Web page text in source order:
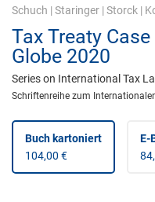
Schuch | Staringer | Storck |
Tax Treaty
Globe 2020
Series on International Tax
Schriftenreihe zum
Buch kartoniert
104,00 €
E-